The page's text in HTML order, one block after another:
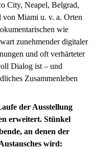
City, Neapel, Belgrad,
von Miami u. v. a. Orten
wie
zunehmender digitaler
und oft verhärteter
Dialog ist – und
Zusammenleben
der Ausstellung
erweitert. Stünkel
an denen der
wird: